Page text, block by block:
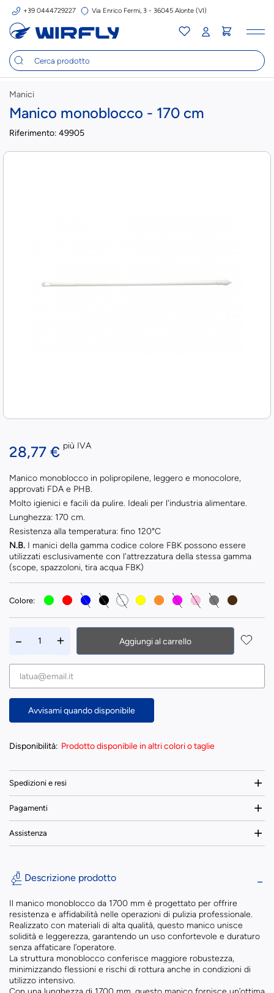
+39 0444729227 Via Enrico Fermi, 3 - 36045 Alonte (VI)
Manici
Manico monoblocco - 170 cm
Riferimento: 49905
28,77 € più IVA
Manico monoblocco in polipropilene, leggero e monocolore,
approvati FDA e PHB.
Molto igienici e facili da pulire. Ideali per l'industria alimentare.
Lunghezza: 170 cm.
Resistenza alla temperatura: fino 120°C
N.B. I manici della gamma codice colore FBK possono essere
utilizzati esclusivamente con l'attrezzatura della stessa gamma
(scope, spazzoloni, tira acqua FBK)
Colore:
Aggiungi al carrello
Avvisami quando disponibile
Disponibilità: Prodotto disponibile in altri colori o taglie
Spedizioni e resi
Pagamenti
Assistenza
Descrizione prodotto
Il manico monoblocco da 1700 mm è progettato per offrire
resistenza e affidabilità nelle operazioni di pulizia professionale.
Realizzato con materiali di alta qualità, questo manico unisce
solidità e leggerezza, garantendo un uso confortevole e duraturo
senza affaticare l’operatore.
La struttura monoblocco conferisce maggiore robustezza,
minimizzando flessioni e rischi di rottura anche in condizioni di
utilizzo intensivo.